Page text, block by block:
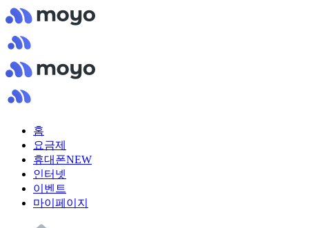
홈
요금제
휴대폰NEW
인터넷
이벤트
마이페이지